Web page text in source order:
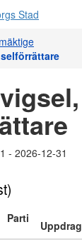
- 2026-12-31
Parti
Uppdrag